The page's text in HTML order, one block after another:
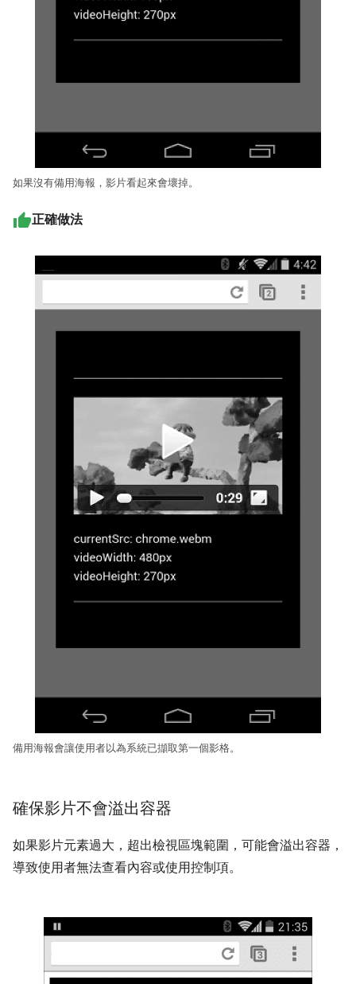
如果沒有備用海報，影片看起來會壞掉。
正確做法
備用海報會讓使用者以為系統已擷取第一個影格。
確保影片不會溢出容器
如果影片元素過大，超出檢視區塊範圍，可能會溢出容器，
導致使用者無法查看內容或使用控制項。